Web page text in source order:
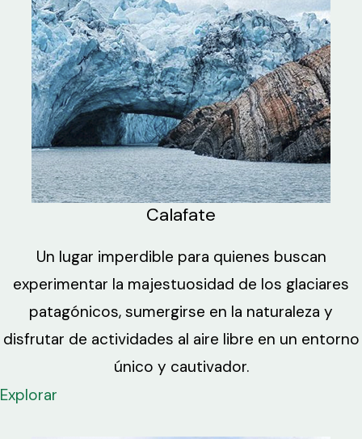
Calafate
Un lugar imperdible para quienes buscan
experimentar la majestuosidad de los glaciares
patagónicos, sumergirse en la naturaleza y
disfrutar de actividades al aire libre en un entorno
único y cautivador.
Explorar